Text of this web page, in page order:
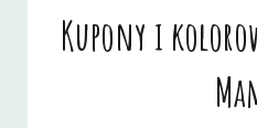
Kupony i